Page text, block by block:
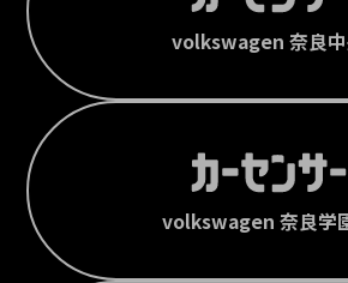
volkswagen 奈良
volkswagen 奈良学